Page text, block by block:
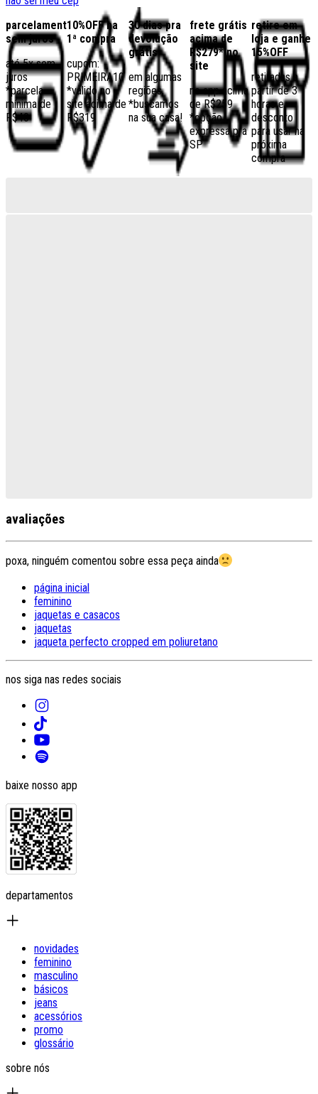
parcelamento
sem juros
até 5x sem
juros
*parcela
mínima de
R$40
10%OFF na
1ª compra
cupom:
PRIMEIRA10
*válido no
site acima de
R$319
30 dias pra
devolução
grátis
em algumas
regiões,
*buscamos
na sua casa!
frete grátis
acima de
R$279* no
site
no app acima
de R$259
*opção
expressa pra
SP
retire em
loja e ganhe
15%OFF
retiradas a
partir de 3
horas e
desconto
para usar na
próxima
compra
avaliações
poxa, ninguém comentou sobre essa peça ainda
página inicial
feminino
jaquetas e casacos
jaquetas
jaqueta perfecto cropped em poliuretano
nos siga nas redes sociais
baixe nosso app
departamentos
novidades
feminino
masculino
básicos
jeans
acessórios
promo
glossário
sobre nós